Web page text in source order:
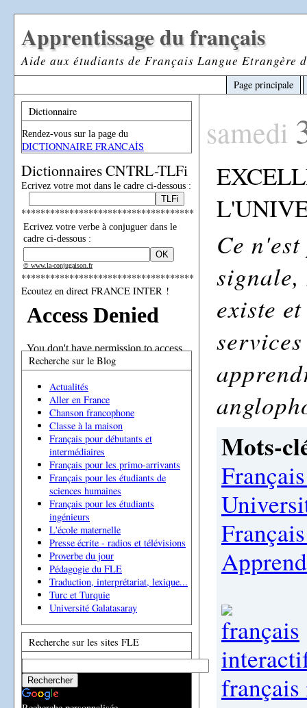
Apprentissage du français
Aide aux étudiants de Français Langue Etrangère
Page principale
Dictionnaire
Rendez-vous sur la page du
DICTIONNAIRE FRANCAİS
Dictionnaires CNTRL-TLFi
Ecrivez votre mot dans le cadre ci-dessous :
************************************
Ecrivez votre verbe à conjuguer dans le
cadre ci-dessous :
© www.la-conjugaison.fr
************************************
Ecoutez en direct FRANCE INTER !
Recherche sur le Blog
Actualités
Aller en France
Chanson francophone
Classe à la maison
Français pour débutants et
intermédiaires
Français pour les primo-arrivants
Français pour les étudiants de
sciences humaines
Français pour les étudiants
ingénieurs
L'école maternelle
Presse écrite - radios et télévisions
Proverbe du jour
Pédagogie du FLE
Traduction, interprétariat, lexique...
Turc et Turquie
Université Galatasaray
Recherche sur les sites FLE
samedi
Ce
existe
Mots-